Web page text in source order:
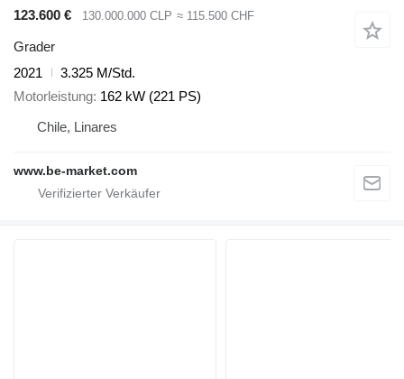
123.600 €
130.000.000 CLP ≈ 115.500 CHF
Grader
2021
3.325 M/Std.
Motorleistung 162 kW (221 PS)
Chile, Linares
www.be-market.com